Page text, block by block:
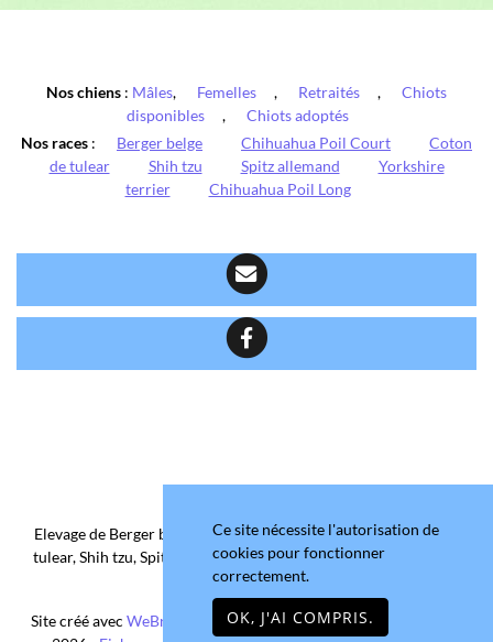
Nos chiens : Mâles, Femelles , Retraités ,
Chiots
disponibles
,
Chiots adoptés
Nos races : Berger belge Chihuahua Poil Court
Coton
de tulear
Shih tzu Spitz allemand
Yorkshire
terrier
Chihuahua Poil Long
Elevage de Berger belge, Chihuahua Poil Court/Long, Coton de
tulear, Shih tzu, Spitz allemand et Yorkshire terrier depuis 2006
situé en Maine-et-Loire
Site créé avec WeBreed
- Copyright© Domaine de la Chantelaie
Ce site nécessite l'autorisation de
cookies pour fonctionner
correctement.
OK, J'AI COMPRIS.